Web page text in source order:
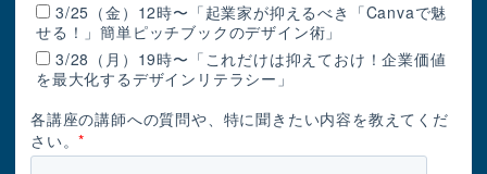
3/25（金）12時〜「起業家が抑えるべき「Canvaで魅
せる！」簡単ピッチブックのデザイン術」
3/28（月）19時〜「これだけは抑えておけ！企業価値
を最大化するデザインリテラシー」
各講座の講師への質問や、特に聞きたい内容を教えてくだ
さい。*